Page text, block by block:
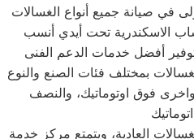
في صيانة جميع أنواع الغسالات
الاسكندرية تحت أيدي أنسب
بمختلف فئات الصنع والنوع
فوق اوتوماتيك، والنصف
العادية، ويتمتع مركز خدمة